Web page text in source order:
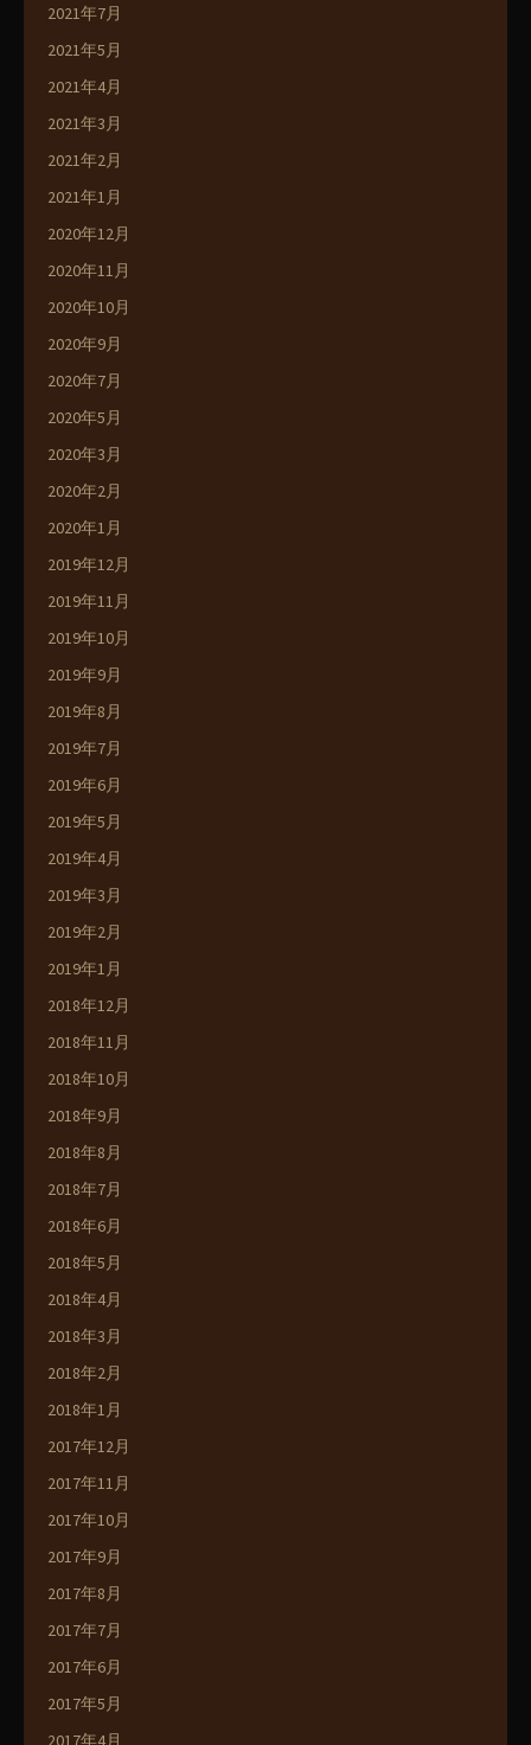
2021年7月
2021年5月
2021年4月
2021年3月
2021年2月
2021年1月
2020年12月
2020年11月
2020年10月
2020年9月
2020年7月
2020年5月
2020年3月
2020年2月
2020年1月
2019年12月
2019年11月
2019年10月
2019年9月
2019年8月
2019年7月
2019年6月
2019年5月
2019年4月
2019年3月
2019年2月
2019年1月
2018年12月
2018年11月
2018年10月
2018年9月
2018年8月
2018年7月
2018年6月
2018年5月
2018年4月
2018年3月
2018年2月
2018年1月
2017年12月
2017年11月
2017年10月
2017年9月
2017年8月
2017年7月
2017年6月
2017年5月
2017年4月